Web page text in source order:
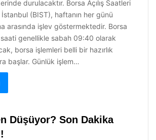
durulacaktır. Borsa Açılış Saatleri
İstanbul (BIST), haftanın her günü
arasında işlev göstermektedir. Borsa
saati genellikle sabah 09:40 olarak
borsa işlemleri belli bir hazırlık
başlar. Günlük işlem…
Düşüyor? Son Dakika